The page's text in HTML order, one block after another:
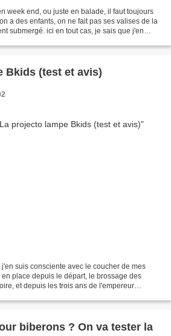
week end, ou juste en balade, il faut toujours
a des enfants, on ne fait pas ses valises de la
submergé. ici en tout cas, je sais que j'en
Bkids (test et avis)
suis consciente avec le coucher de mes
place depuis le départ, le brossage des
et depuis les trois ans de l'empereur
biberons ? On va tester la